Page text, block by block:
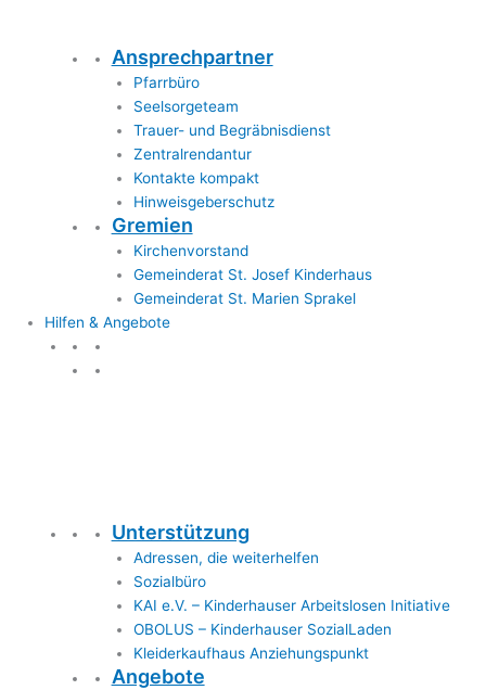
Ansprechpartner
Pfarrbüro
Seelsorgeteam
Trauer- und Begräbnisdienst
Zentralrendantur
Kontakte kompakt
Hinweisgeberschutz
Gremien
Kirchenvorstand
Gemeinderat St. Josef Kinderhaus
Gemeinderat St. Marien Sprakel
Hilfen & Angebote
Unterstützung
Adressen, die weiterhelfen
Sozialbüro
KAI e.V. – Kinderhauser Arbeitslosen Initiative
OBOLUS – Kinderhauser SozialLaden
Kleiderkaufhaus Anziehungspunkt
Angebote